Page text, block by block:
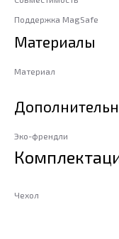
Поддержка MagSafe
Материалы
Материал
Эко-френдли
Чехол